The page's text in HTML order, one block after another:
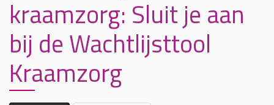
kraamzorg: Sluit je aan
bij de Wachtlijsttool
Kraamzorg